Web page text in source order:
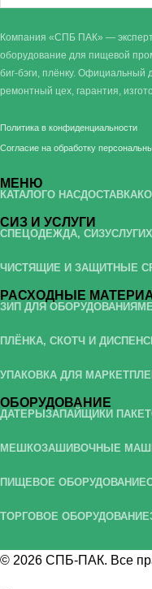
Компания «СПБ ПАК» —
оборудование для пищевой
биг-бэги, плёнку. Официальный
ремонтный цех, гарантия,
Политика в конфиденциальности
Согласие на обработку
МЕНЮ
КАТАЛОГО НАСДОСТАВКА
СИЗ И УСЛУГИ
СПЕЦОДЕЖДА, СИЗУСЛУГИ
ЧИСТЯЩИЕ И ЗАЩИТНЫЕ
РАСХОДНЫЕ
ЗИП ДЛЯ ОБОРУДОВАНИЯ
ПЛЁНКА, СКОТЧ И
УПАКОВКА ДЛЯ
ОБОРУДОВАНИЕ
ДАТЕРЫ ЗАПАЙЩИКИ
МЕШКОЗАШИВОЧНЫЕ
ПИЩЕВОЕ ОБОРУДОВАНИЕ
ТОРГОВОЕ ОБОРУДОВАНИЕ
© 2026 СПБ-ПАК. Все